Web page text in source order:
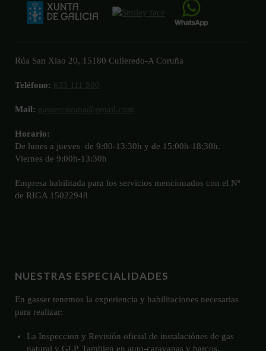
Rúa San Xiao 20, 15180 Culleredo-A Coruña
Teléfono: 633 111 500
Mail: gassercoruna@gmail.com
Horario:
De lunes a jueves de 9:00-13:30h y de 15:00h-18:30h.
Viernes de 9:00h-13:30h
Empresa habilitada para los servicios mencionados con el Nº
de RIGA 15022948
NUESTRAS ESPECIALIDADES
En gasser tenemos la experiencia y habilitaciones necesarias
para realizar:
La Inspeccion y Revisión oficial de instalaciónes de gas
natural y GLP. Tambien en auto-caravanas y barcos.